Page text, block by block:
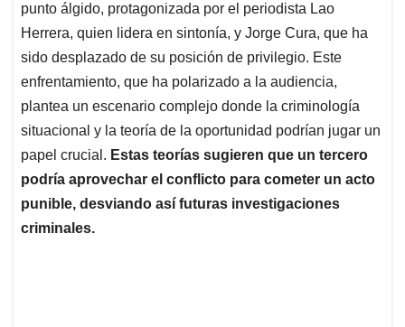
A
p
p
o
o
k
d
I
n
d
s
punto álgido, protagonizada por el periodista Lao
Herrera, quien lidera en sintonía, y Jorge Cura, que ha
sido desplazado de su posición de privilegio. Este
enfrentamiento, que ha polarizado a la audiencia,
plantea un escenario complejo donde la criminología
situacional y la teoría de la oportunidad podrían jugar un
papel crucial. Estas teorías sugieren que un tercero
podría aprovechar el conflicto para cometer un acto
punible, desviando así futuras investigaciones
criminales.